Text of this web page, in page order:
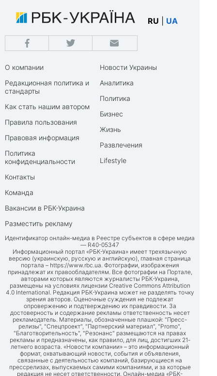
RU UA
О компании
Редакционная политика и
стандарты
Как стать нашим автором
Правила пользования
Правовая информация
Политика
конфиденциальности
Контакты
Команда
Вакансии в РБК-Украина
Разместить рекламу
Новости Украины
Аналитика
Политика
Бизнес
Жизнь
Развлечения
Lifestyle
Идентификатор онлайн-медиа в Реестре субъектов в сфере медиа
— R40-05347
Информационный портал «РБК-Украина» имеет трехязычную
версию (украинскую, русскую и английскую), главная страница
портала – https://www.rbc.ua. Фотографии, изображения
принадлежат их правообладателям. Все фотографии на Портале,
авторами которых являются журналисты РБК-Украина,
размещены на условиях лицензии Creative Commons Attribution
4.0 International. Редакция РБК-Украина может не разделять точку
зрения авторов. Оценочные суждения не подлежат
опровержению и подтверждению их правдивости. За
достоверность и содержание рекламы ответственность несет
рекламодатель. Материалы, обозначенные плашкой: "Пресс-
релизы", "Спецпроект", "Партнерский материал", "Promo",
"Благотворительность", "Резонанс" размещаются на правах
рекламы и предназначены, как правило, для лиц, достигших 21-
летнего возраста. «Новости компании» – это информационный
формат, охватывающий новости, события и объявления,
связанные с деятельностью компаний, базирующиеся на
прессрелизах, выпускаемых самими компаниями, и за которые
редакция не несет ответственности. Онлайн-медиа «РБК-